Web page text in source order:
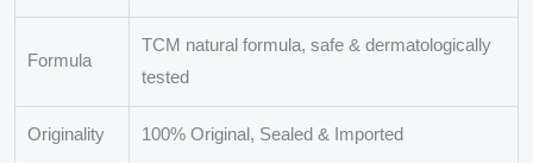
Formula
TCM natural formula, safe & dermatologically
tested
Originality 100% Original, Sealed & Imported